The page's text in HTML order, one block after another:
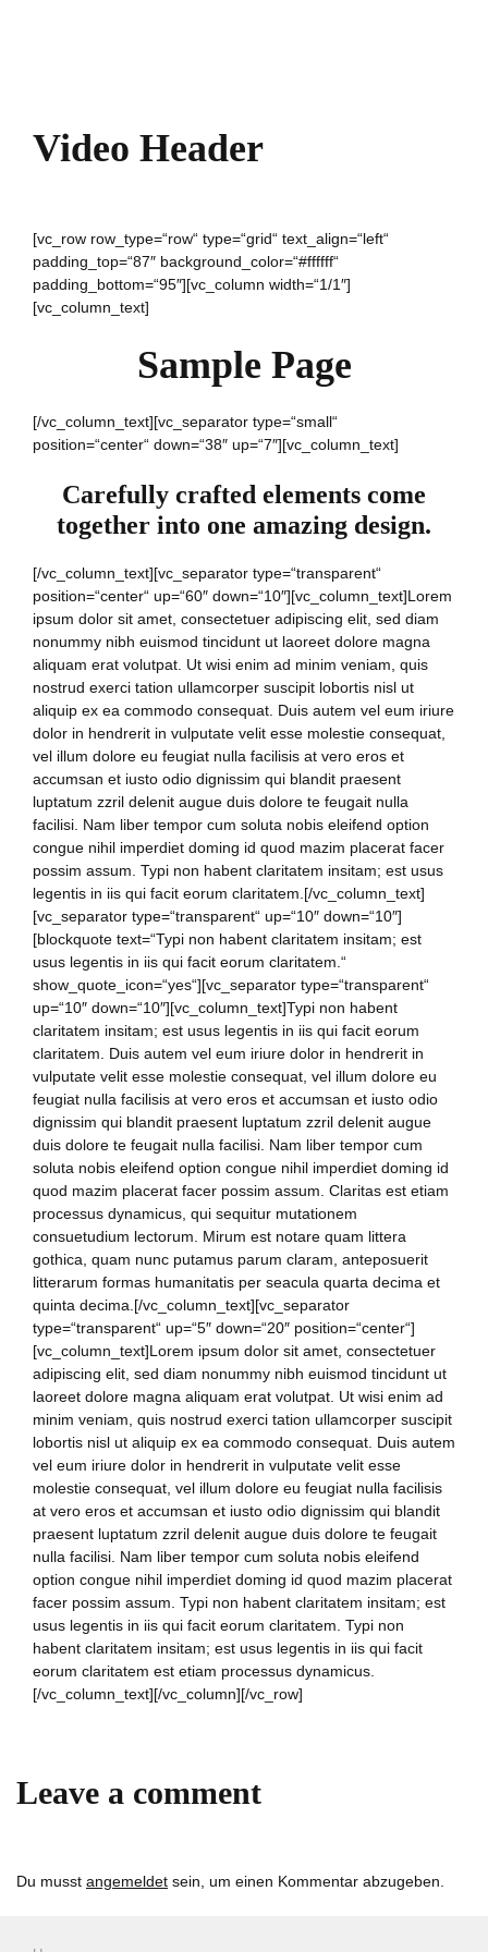
Video Header
[vc_row row_type=“row“ type=“grid“ text_align=“left“
padding_top=“87″ background_color=“#ffffff“
padding_bottom=“95″][vc_column width=“1/1″]
[vc_column_text]
Sample Page
[/vc_column_text][vc_separator type=“small“
position=“center“ down=“38″ up=“7″][vc_column_text]
Carefully crafted elements come
together into one amazing design.
[/vc_column_text][vc_separator type=“transparent“
position=“center“ up=“60″ down=“10″][vc_column_text]Lorem
ipsum dolor sit amet, consectetuer adipiscing elit, sed diam
nonummy nibh euismod tincidunt ut laoreet dolore magna
aliquam erat volutpat. Ut wisi enim ad minim veniam, quis
nostrud exerci tation ullamcorper suscipit lobortis nisl ut
aliquip ex ea commodo consequat. Duis autem vel eum iriure
dolor in hendrerit in vulputate velit esse molestie consequat,
vel illum dolore eu feugiat nulla facilisis at vero eros et
accumsan et iusto odio dignissim qui blandit praesent
luptatum zzril delenit augue duis dolore te feugait nulla
facilisi. Nam liber tempor cum soluta nobis eleifend option
congue nihil imperdiet doming id quod mazim placerat facer
possim assum. Typi non habent claritatem insitam; est usus
legentis in iis qui facit eorum claritatem.[/vc_column_text]
[vc_separator type=“transparent“ up=“10″ down=“10″]
[blockquote text=“Typi non habent claritatem insitam; est
usus legentis in iis qui facit eorum claritatem.“
show_quote_icon=“yes“][vc_separator type=“transparent“
up=“10″ down=“10″][vc_column_text]Typi non habent
claritatem insitam; est usus legentis in iis qui facit eorum
claritatem. Duis autem vel eum iriure dolor in hendrerit in
vulputate velit esse molestie consequat, vel illum dolore eu
feugiat nulla facilisis at vero eros et accumsan et iusto odio
dignissim qui blandit praesent luptatum zzril delenit augue
duis dolore te feugait nulla facilisi. Nam liber tempor cum
soluta nobis eleifend option congue nihil imperdiet doming id
quod mazim placerat facer possim assum. Claritas est etiam
processus dynamicus, qui sequitur mutationem
consuetudium lectorum. Mirum est notare quam littera
gothica, quam nunc putamus parum claram, anteposuerit
litterarum formas humanitatis per seacula quarta decima et
quinta decima.[/vc_column_text][vc_separator
type=“transparent“ up=“5″ down=“20″ position=“center“]
[vc_column_text]Lorem ipsum dolor sit amet, consectetuer
adipiscing elit, sed diam nonummy nibh euismod tincidunt ut
laoreet dolore magna aliquam erat volutpat. Ut wisi enim ad
minim veniam, quis nostrud exerci tation ullamcorper suscipit
lobortis nisl ut aliquip ex ea commodo consequat. Duis autem
vel eum iriure dolor in hendrerit in vulputate velit esse
molestie consequat, vel illum dolore eu feugiat nulla facilisis
at vero eros et accumsan et iusto odio dignissim qui blandit
praesent luptatum zzril delenit augue duis dolore te feugait
nulla facilisi. Nam liber tempor cum soluta nobis eleifend
option congue nihil imperdiet doming id quod mazim placerat
facer possim assum. Typi non habent claritatem insitam; est
usus legentis in iis qui facit eorum claritatem. Typi non
habent claritatem insitam; est usus legentis in iis qui facit
eorum claritatem est etiam processus dynamicus.
[/vc_column_text][/vc_column][/vc_row]
Leave a comment
Du musst angemeldet sein, um einen Kommentar abzugeben.